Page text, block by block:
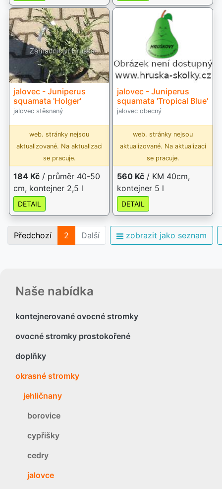
Naše nabídka
kontejnerované ovocné stromky
ovocné stromky prostokořené
doplňky
okrasné stromky
jehličnany
borovice
cypřišky
cedry
jalovce
jalovec - Juniperus
squamata 'Holger'
jalovec stěsnaný
web. stránky nejsou
aktualizované. Na aktualizaci
se pracuje.
184 Kč / průměr 40-50
cm, kontejner 2,5 l
DETAIL
jalovec - Juniperus
squamata 'Tropical Blue'
jalovec obecný
web. stránky nejsou
aktualizované. Na aktualizaci
se pracuje.
560 Kč / KM 40cm,
kontejner 5 l
DETAIL
Předchozí 2 Další zobrazit jako seznam